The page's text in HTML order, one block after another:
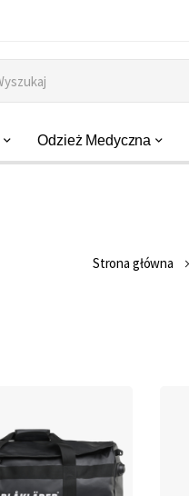
Odzież Medyczna
Strona główna